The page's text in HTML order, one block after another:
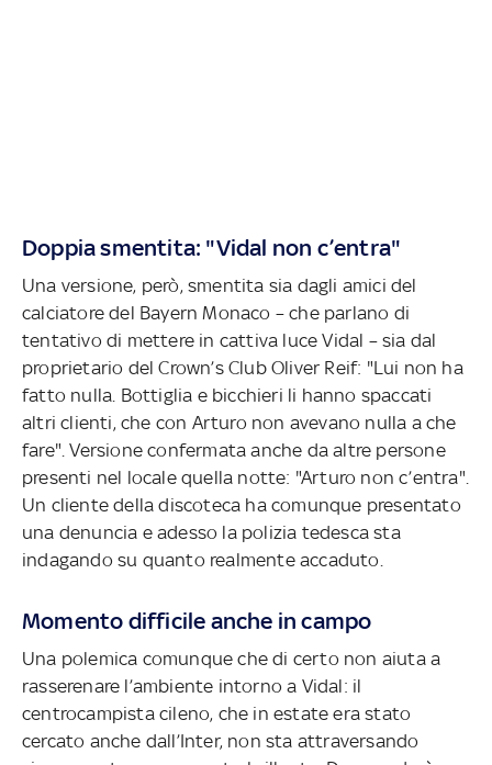
Doppia smentita: "Vidal non c’entra"
Una versione, però, smentita sia dagli amici del
calciatore del Bayern Monaco – che parlano di
tentativo di mettere in cattiva luce Vidal – sia dal
proprietario del Crown’s Club Oliver Reif: "Lui non ha
fatto nulla. Bottiglia e bicchieri li hanno spaccati
altri clienti, che con Arturo non avevano nulla a che
fare". Versione confermata anche da altre persone
presenti nel locale quella notte: "Arturo non c’entra".
Un cliente della discoteca ha comunque presentato
una denuncia e adesso la polizia tedesca sta
indagando su quanto realmente accaduto.
Momento difficile anche in campo
Una polemica comunque che di certo non aiuta a
rasserenare l’ambiente intorno a Vidal: il
centrocampista cileno, che in estate era stato
cercato anche dall’Inter, non sta attraversando